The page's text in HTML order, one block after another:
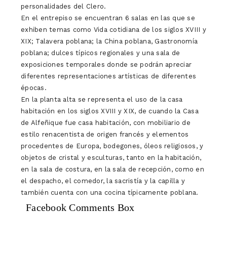
personalidades del Clero.
En el entrepiso se encuentran 6 salas en las que se
exhiben temas como Vida cotidiana de los siglos XVIII y
XIX; Talavera poblana; la China poblana, Gastronomía
poblana; dulces típicos regionales y una sala de
exposiciones temporales donde se podrán apreciar
diferentes representaciones artísticas de diferentes
épocas.
En la planta alta se representa el uso de la casa
habitación en los siglos XVIII y XIX, de cuando la Casa
de Alfeñique fue casa habitación, con mobiliario de
estilo renacentista de origen francés y elementos
procedentes de Europa, bodegones, óleos religiosos, y
objetos de cristal y esculturas, tanto en la habitación,
en la sala de costura, en la sala de recepción, como en
el despacho, el comedor, la sacristía y la capilla y
también cuenta con una cocina típicamente poblana.
Facebook Comments Box